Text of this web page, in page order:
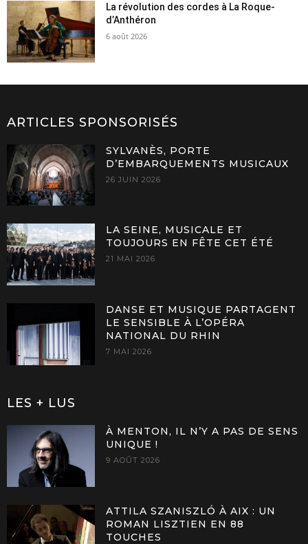
La révolution des cordes à La Roque-
d’Anthéron
6 août 2026
ARTICLES SPONSORISÉS
SYLVANÈS, PORTE
D’EMBARQUEMENTS MUSICAUX
26 JUIN 2026
LA SEINE, MUSICALE ET
TOUJOURS EN FÊTE CET ÉTÉ
21 MAI 2026
DANSE ET MUSIQUE PARTAGENT
LE SENSIBLE À L’OPÉRA
NATIONAL DU RHIN
7 MAI 2026
LES + LUS
À MENTON, IL N’Y A PAS DE SENS
UNIQUE !
9 AOÛT 2026
ATTILA SZANISZLÓ À AIX : UN
ROMAN LISZTIEN EN 88
TOUCHES